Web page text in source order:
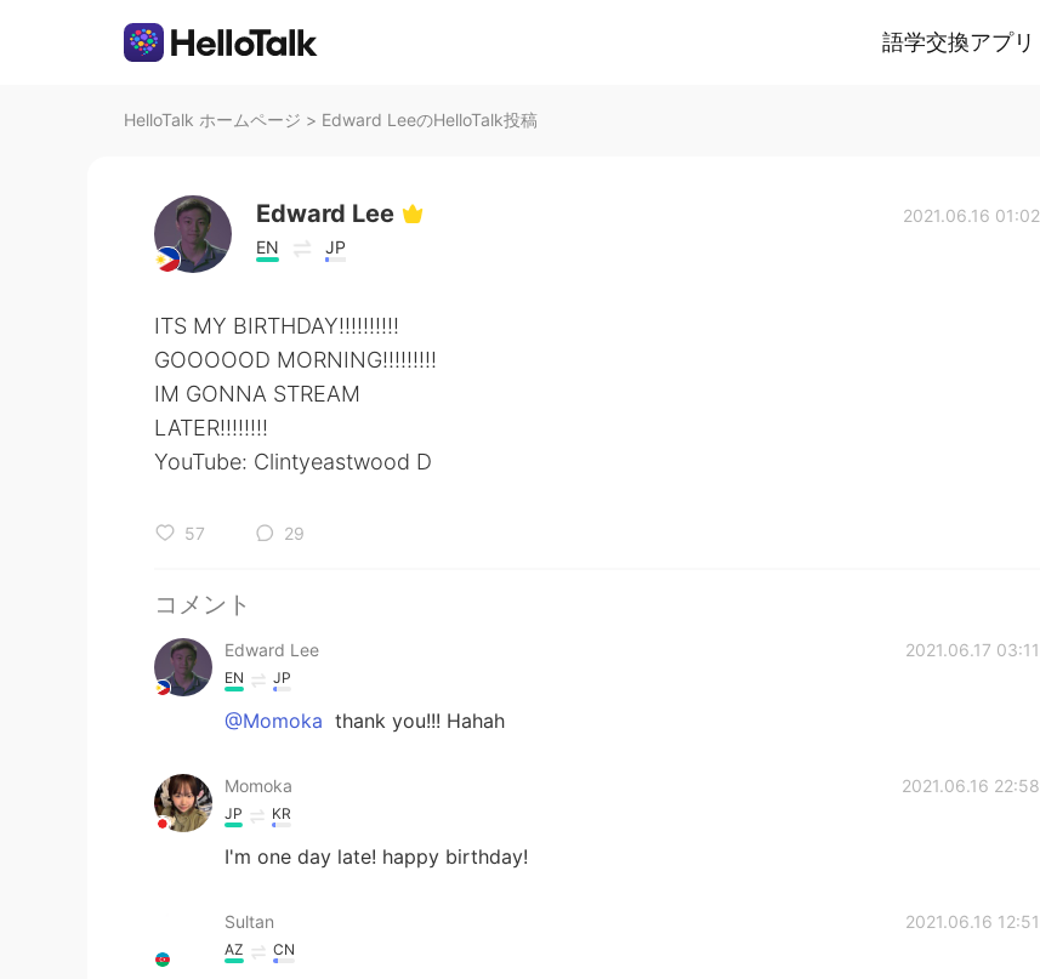
語学交換アプリ
HelloTalk ホームページ > Edward LeeのHelloTalk投稿
Edward Lee
EN JP
2021.06.16 01:02
ITS MY BIRTHDAY!!!!!!!!!!
GOOOOOD MORNING!!!!!!!!!
IM GONNA STREAM
LATER!!!!!!!!
YouTube: Clintyeastwood D
57 29
コメント
Edward Lee 2021.06.17 03:11
EN JP
@Momoka thank you!!! Hahah
Momoka 2021.06.16 22:58
JP KR
I'm one day late! happy birthday!
Sultan 2021.06.16 12:51
AZ CN